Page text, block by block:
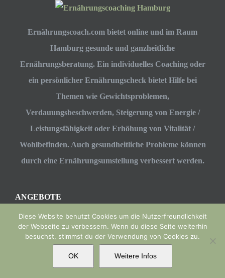
Ernährungscoach.com bietet online und im Raum
Hamburg gesunde und ganzheitliche
Ernährungsberatung. Ein individuelles Coaching oder
ein persönlicher Ernährungscheck bietet Hilfe bei
Themen wie Gewichtsproblemen,
Verdauungsbeschwerden, Steigerung von Energie /
Leistungsfähigkeit oder Erhöhung von Vitalität /
Wohlbefinden. Auch gesundheitliche Probleme können
durch eine Ernährungsumstellung verbessert werden.
ANGEBOTE
Abnehmen
Performance
Gesundheit
Diese Website benutzt Cookies um die Nutzerfreundlichkeit
der Webseite zu verbessern. Wenn du diese Seite weiterhin
besuchst, stimmst du der Verwendung von Cookies zu.
OK Weitere Infos